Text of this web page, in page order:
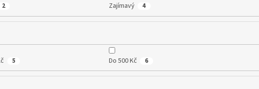
2 Zajímavý 4
5 Do 500 Kč 6